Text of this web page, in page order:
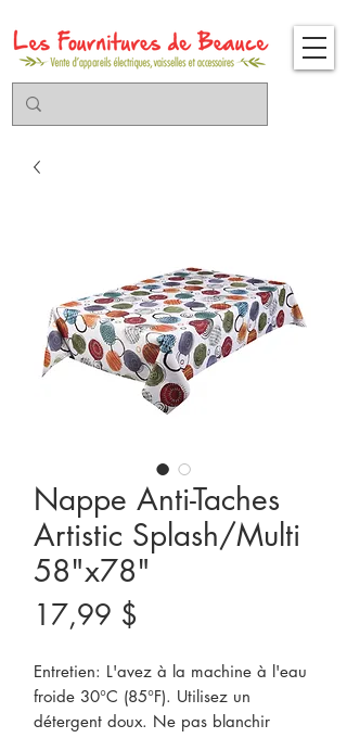
Nappe Anti-Taches
Artistic Splash/Multi
58"x78"
17,99 $
Entretien: L'avez à la machine à l'eau
froide 30°C (85°F). Utilisez un
détergent doux. Ne pas blanchir